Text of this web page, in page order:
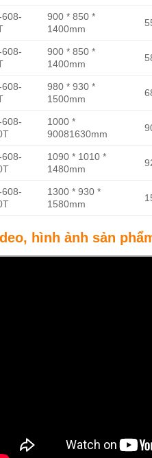
608-
900 * 850 *
1400mm
608-
900 * 850 *
1400mm
608-
980 * 930 *
1500mm
608-
1000 *
90081630mm
608-
1090 * 1010 *
1480mm
608-
1300 * 930 *
1580mm
hình ảnh sản